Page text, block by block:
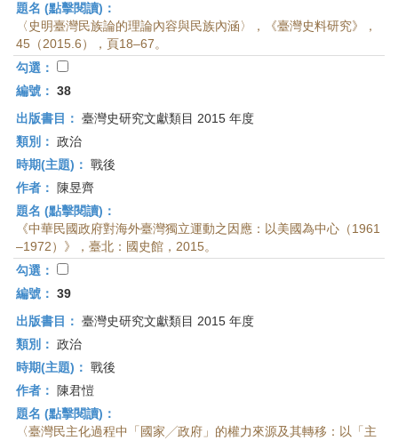
題名 (點擊閱讀)：
〈史明臺灣民族論的理論內容與民族內涵〉，《臺灣史料研究》，
45（2015.6），頁18–67。
勾選：
編號： 38
出版書目： 臺灣史研究文獻類目 2015 年度
類別： 政治
時期(主題)： 戰後
作者：
陳昱齊
題名 (點擊閱讀)：
《中華民國政府對海外臺灣獨立運動之因應：以美國為中心（1961
–1972）》，臺北：國史館，2015。
勾選：
編號： 39
出版書目： 臺灣史研究文獻類目 2015 年度
類別： 政治
時期(主題)： 戰後
作者：
陳君愷
題名 (點擊閱讀)：
〈臺灣民主化過程中「國家╱政府」的權力來源及其轉移：以「主